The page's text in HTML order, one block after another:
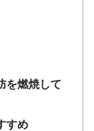
を燃焼して
すめ